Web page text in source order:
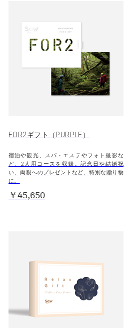
FOR2ギフト（PURPLE）
宿泊や観光、スパ・エステやフォト撮影な
ど、2人用コースを収録。記念日や結婚祝
い、両親へのプレゼントなど、特別な贈り物
に。
￥45,650